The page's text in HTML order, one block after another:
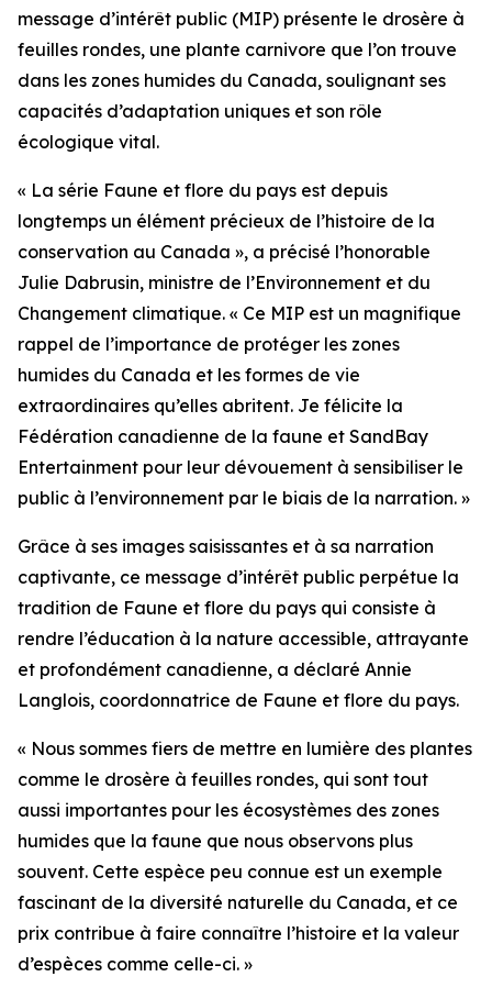
message d’intérêt public (MIP) présente le drosère à
feuilles rondes, une plante carnivore que l’on trouve
dans les zones humides du Canada, soulignant ses
capacités d’adaptation uniques et son rôle
écologique vital.
« La série Faune et flore du pays est depuis
longtemps un élément précieux de l’histoire de la
conservation au Canada », a précisé l’honorable
Julie Dabrusin, ministre de l’Environnement et du
Changement climatique. « Ce MIP est un magnifique
rappel de l’importance de protéger les zones
humides du Canada et les formes de vie
extraordinaires qu’elles abritent. Je félicite la
Fédération canadienne de la faune et SandBay
Entertainment pour leur dévouement à sensibiliser le
public à l’environnement par le biais de la narration. »
Grâce à ses images saisissantes et à sa narration
captivante, ce message d’intérêt public perpétue la
tradition de Faune et flore du pays qui consiste à
rendre l’éducation à la nature accessible, attrayante
et profondément canadienne, a déclaré Annie
Langlois, coordonnatrice de Faune et flore du pays.
« Nous sommes fiers de mettre en lumière des plantes
comme le drosère à feuilles rondes, qui sont tout
aussi importantes pour les écosystèmes des zones
humides que la faune que nous observons plus
souvent. Cette espèce peu connue est un exemple
fascinant de la diversité naturelle du Canada, et ce
prix contribue à faire connaître l’histoire et la valeur
d’espèces comme celle-ci. »